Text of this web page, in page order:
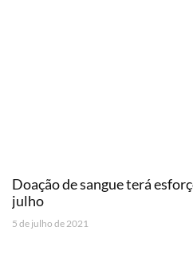
Doação de sangue terá
julho
5 de julho de 2021